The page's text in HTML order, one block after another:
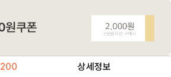
200 상세정보